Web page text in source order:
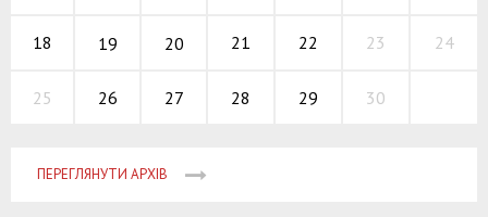
18 19 20 21 22 23 24
25 26 27 28 29 30
ПЕРЕГЛЯНУТИ АРХІВ